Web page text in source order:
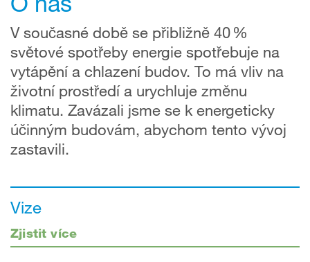
V současné době se přibližně 40 %
světové spotřeby energie spotřebuje na
vytápění a chlazení budov. To má vliv na
životní prostředí a urychluje změnu
klimatu. Zavázali jsme se k energeticky
účinným budovám, abychom tento vývoj
zastavili.
Vize
Zjistit více